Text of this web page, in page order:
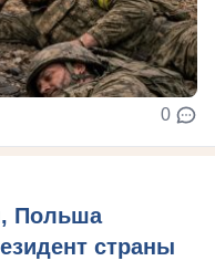
0
Польша
страны